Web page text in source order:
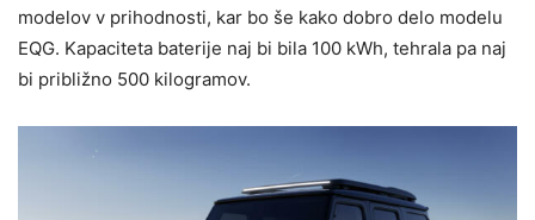
modelov v prihodnosti, kar bo še kako dobro delo modelu
EQG. Kapaciteta baterije naj bi bila 100 kWh, tehrala pa naj
bi približno 500 kilogramov.